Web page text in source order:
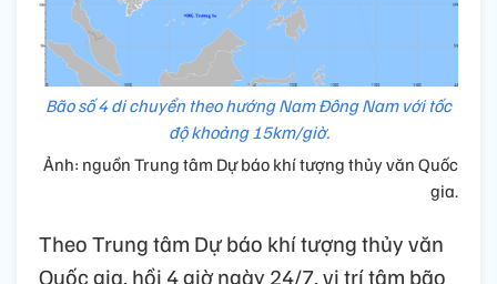
Bão số 4 di chuyển theo hướng Nam Đông Nam với tốc
độ khoảng 15km/giờ.
Ảnh: nguồn Trung tâm Dự báo khí tượng thủy văn Quốc
gia.
Theo Trung tâm Dự báo khí tượng thủy văn
Quốc gia, hồi 4 giờ ngày 24/7, vị trí tâm bão